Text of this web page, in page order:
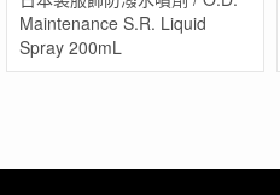
Maintenance S.R. Liquid
Spray 200mL